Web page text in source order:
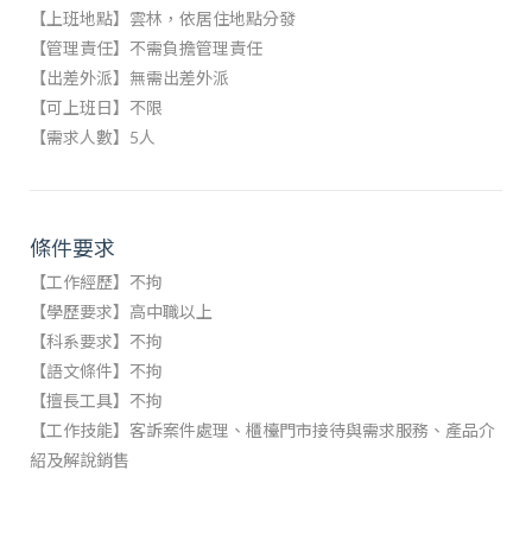
【上班地點】雲林，依居住地點分發
【管理責任】不需負擔管理責任
【出差外派】無需出差外派
【可上班日】不限
【需求人數】5人
條件要求
【工作經歷】不拘
【學歷要求】高中職以上
【科系要求】不拘
【語文條件】不拘
【擅長工具】不拘
【工作技能】客訴案件處理、櫃檯門市接待與需求服務、產品介
紹及解說銷售